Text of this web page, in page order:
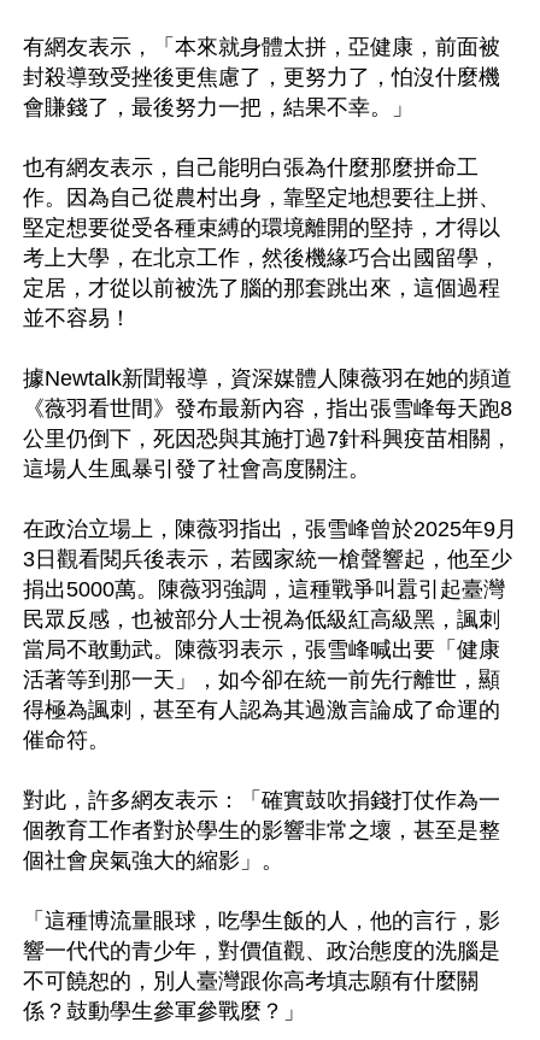
有網友表示，「本來就身體太拼，亞健康，前面被
封殺導致受挫後更焦慮了，更努力了，怕沒什麼機
會賺錢了，最後努力一把，結果不幸。」
也有網友表示，自己能明白張為什麼那麼拼命工
作。因為自己從農村出身，靠堅定地想要往上拼、
堅定想要從受各種束縛的環境離開的堅持，才得以
考上大學，在北京工作，然後機緣巧合出國留學，
定居，才從以前被洗了腦的那套跳出來，這個過程
並不容易！
據Newtalk新聞報導，資深媒體人陳薇羽在她的頻道
《薇羽看世間》發布最新內容，指出張雪峰每天跑8
公里仍倒下，死因恐與其施打過7針科興疫苗相關，
這場人生風暴引發了社會高度關注。
在政治立場上，陳薇羽指出，張雪峰曾於2025年9月
3日觀看閱兵後表示，若國家統一槍聲響起，他至少
捐出5000萬。陳薇羽強調，這種戰爭叫囂引起臺灣
民眾反感，也被部分人士視為低級紅高級黑，諷刺
當局不敢動武。陳薇羽表示，張雪峰喊出要「健康
活著等到那一天」，如今卻在統一前先行離世，顯
得極為諷刺，甚至有人認為其過激言論成了命運的
催命符。
對此，許多網友表示：「確實鼓吹捐錢打仗作為一
個教育工作者對於學生的影響非常之壞，甚至是整
個社會戾氣強大的縮影」。
「這種博流量眼球，吃學生飯的人，他的言行，影
響一代代的青少年，對價值觀、政治態度的洗腦是
不可饒恕的，別人臺灣跟你高考填志願有什麼關
係？鼓動學生參軍參戰麼？」